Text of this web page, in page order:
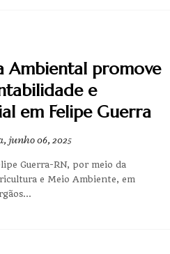
Ambiental promove
e
em Felipe Guerra
junho 06, 2025
Guerra-RN, por meio da
e Meio Ambiente, em